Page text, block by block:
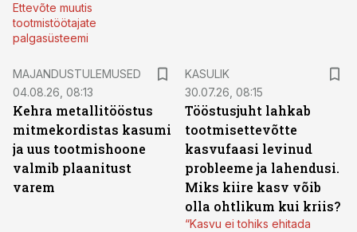
Ettevõte muutis
tootmistöötajate
palgasüsteemi
MAJANDUSTULEMUSED
04.08.26, 08:13
Kehra metallitööstus
mitmekordistas kasumi
ja uus tootmishoone
valmib plaanitust
varem
KASULIK
30.07.26, 08:15
Tööstusjuht lahkab
tootmisettevõtte
kasvufaasi levinud
probleeme ja lahendusi.
Miks kiire kasv võib
olla ohtlikum kui kriis?
“Kasvu ei tohiks ehitada